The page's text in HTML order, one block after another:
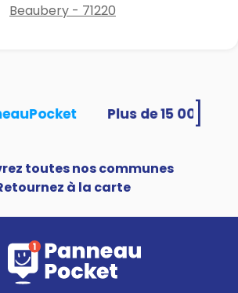
Beaubery - 71220
toutes nos communes
à la carte